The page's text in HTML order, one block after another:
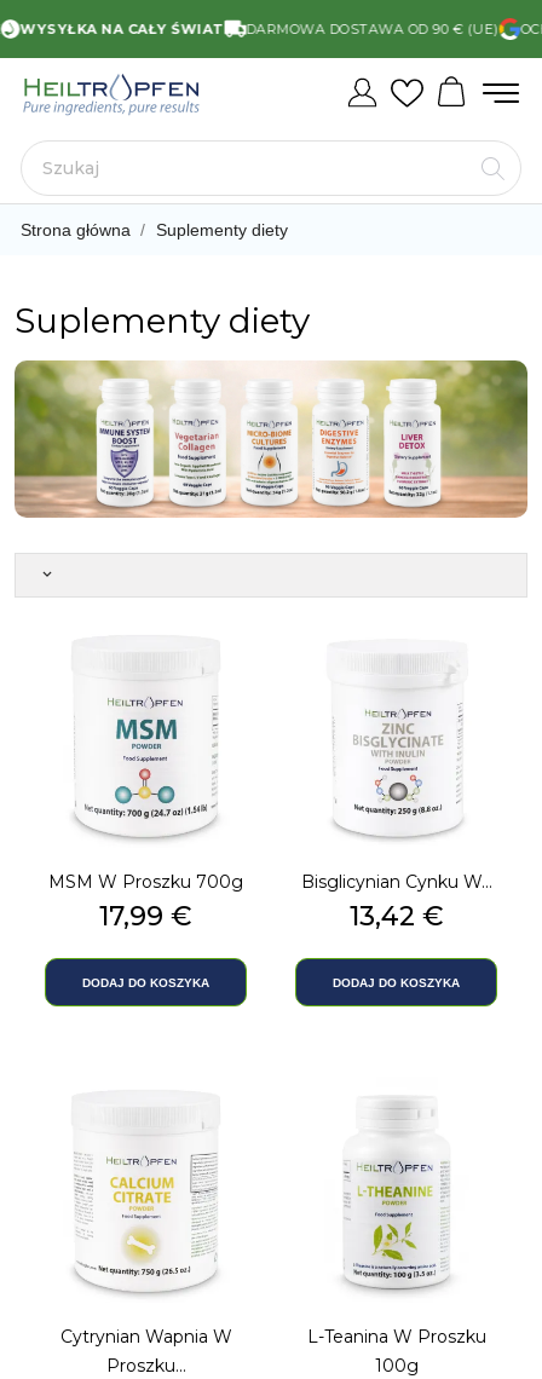
WYSYŁKA NA CAŁY ŚWIAT DARMOWA DOSTAWA OD 90 € (UE)
Strona główna Suplementy diety
Suplementy diety
keyboard_arrow_down
MSM W Proszku 700g
Cena
17,99 €
DODAJ DO KOSZYKA
Bisglicynian Cynku W...
Cena
13,42 €
DODAJ DO KOSZYKA
Cytrynian Wapnia W
Proszku...
L-Teanina W Proszku
100g